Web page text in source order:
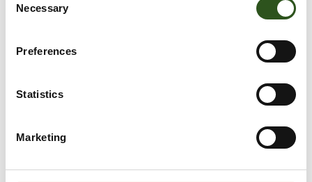
Necessary
Preferences
Statistics
Marketing
Reactie